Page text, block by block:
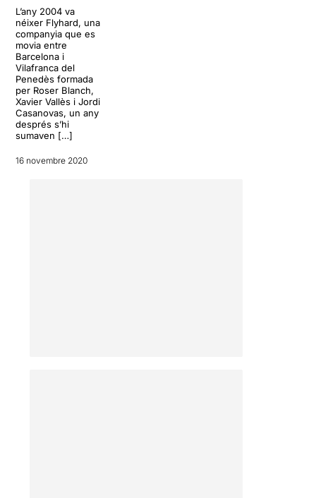
L’any 2004 va
néixer Flyhard, una
companyia que es
movia entre
Barcelona i
Vilafranca del
Penedès formada
per Roser Blanch,
Xavier Vallès i Jordi
Casanovas, un any
després s’hi
sumaven […]
16 novembre 2020